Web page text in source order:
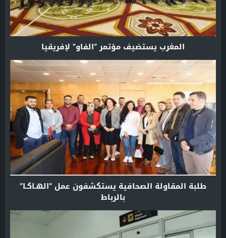
المغرب يستضيف مؤتمر “الفاو” لإفريقيا
طلبة المقاولة الصحافية يستكشفون عمل “الهـاكـا”
بالرباط